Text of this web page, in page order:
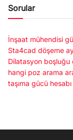
Sorular
İnşaat mühendisi
Sta4cad döşeme
Dilatasyon boşluğu
hangi poz arama
taşıma gücü hesabı